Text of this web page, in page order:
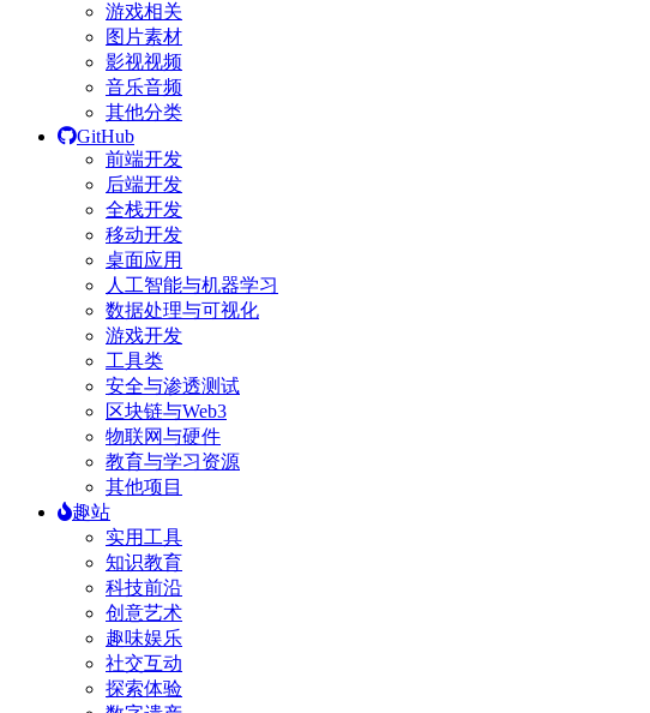
游戏相关
图片素材
影视视频
音乐音频
其他分类
GitHub
前端开发
后端开发
全栈开发
移动开发
桌面应用
人工智能与机器学习
数据处理与可视化
游戏开发
工具类
安全与渗透测试
区块链与Web3
物联网与硬件
教育与学习资源
其他项目
趣站
实用工具
知识教育
科技前沿
创意艺术
趣味娱乐
社交互动
探索体验